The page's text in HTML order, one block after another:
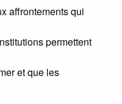
affrontements qui
permettent
et que les